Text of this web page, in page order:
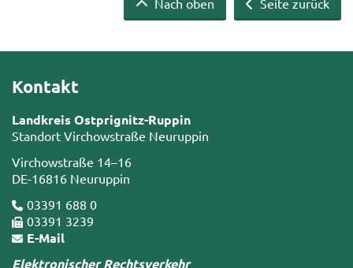
Seite zurück
Nach oben
Kontakt
Landkreis Ostprignitz-Ruppin
Standort Virchowstraße Neuruppin
Virchowstraße 14–16
DE-16816 Neuruppin
03391 688 0
03391 3239
E-Mail
Elektronischer Rechtsverkehr